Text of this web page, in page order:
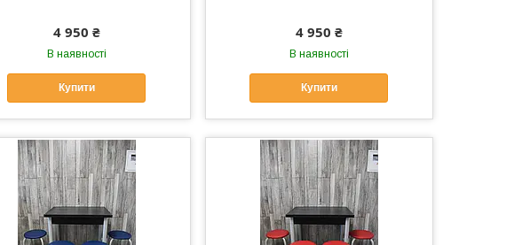
4 950 ₴
В наявності
Купити
4 950 ₴
В наявності
Купити